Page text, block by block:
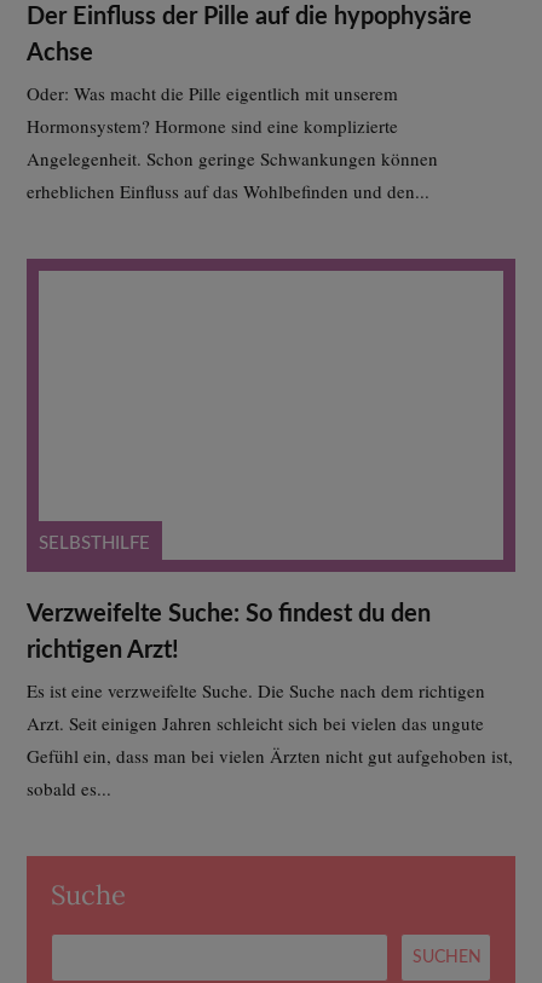
Der Einfluss der Pille auf die hypophysäre
Achse
Oder: Was macht die Pille eigentlich mit unserem
Hormonsystem? Hormone sind eine komplizierte
Angelegenheit. Schon geringe Schwankungen können
erheblichen Einfluss auf das Wohlbefinden und den...
SELBSTHILFE
Verzweifelte Suche: So findest du den
richtigen Arzt!
Es ist eine verzweifelte Suche. Die Suche nach dem richtigen
Arzt. Seit einigen Jahren schleicht sich bei vielen das ungute
Gefühl ein, dass man bei vielen Ärzten nicht gut aufgehoben ist,
sobald es...
Suche